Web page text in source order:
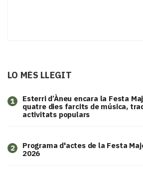
LO MÉS LLEGIT
1
Esterri d’Àneu encara la Festa
quatre dies farcits de música,
activitats populars
2
Programa d'actes de la Festa
2026